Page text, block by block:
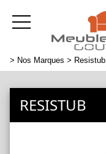
> Nos Marques > Resistub
RESISTUB